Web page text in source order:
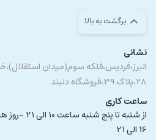
برگشت به بالا
نشانی
البرز،فردیس،فلکه سوم(میدان
28،پلاک 39،فروشگاه دلبند
ساعت کاری
از شنبه تا پنج
16 الی 21